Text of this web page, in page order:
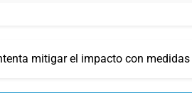
mitigar el impacto con medidas